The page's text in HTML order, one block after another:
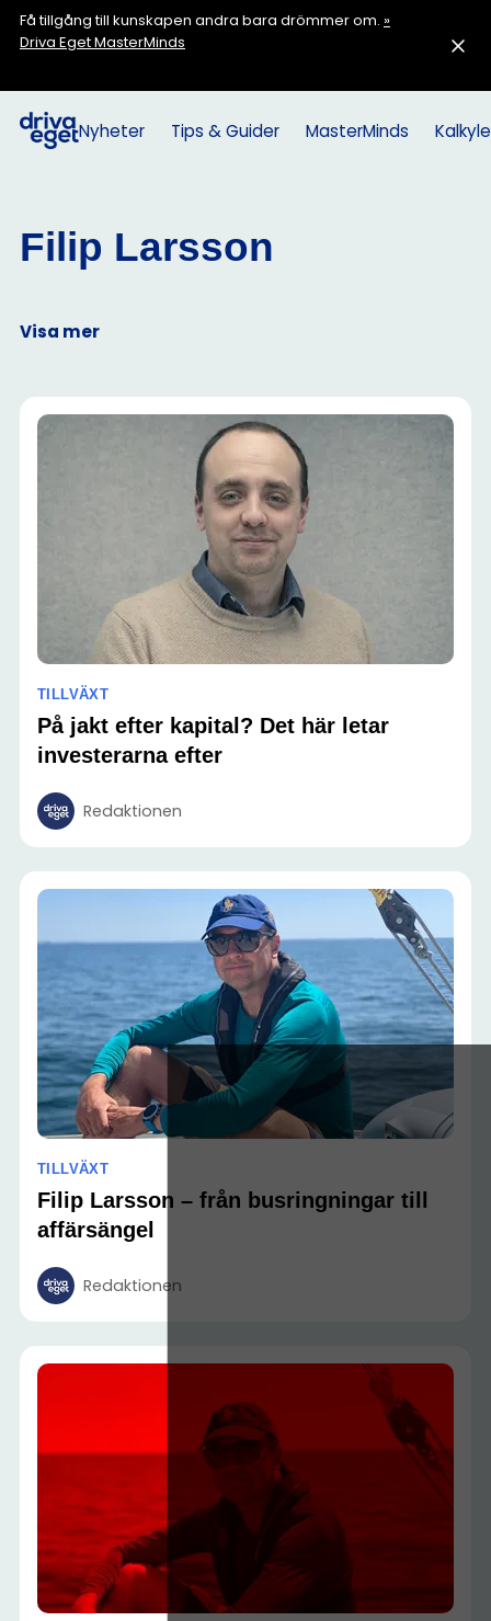
Få tillgång till kunskapen andra bara drömmer om. »
Driva Eget MasterMinds
Nyheter Tips & Guider MasterMinds
Filip Larsson
Visa mer
TILLVÄXT
På jakt efter kapital? Det här letar
investerarna efter
Redaktionen
TILLVÄXT
Filip Larsson – från busringningar till
affärsängel
Redaktionen